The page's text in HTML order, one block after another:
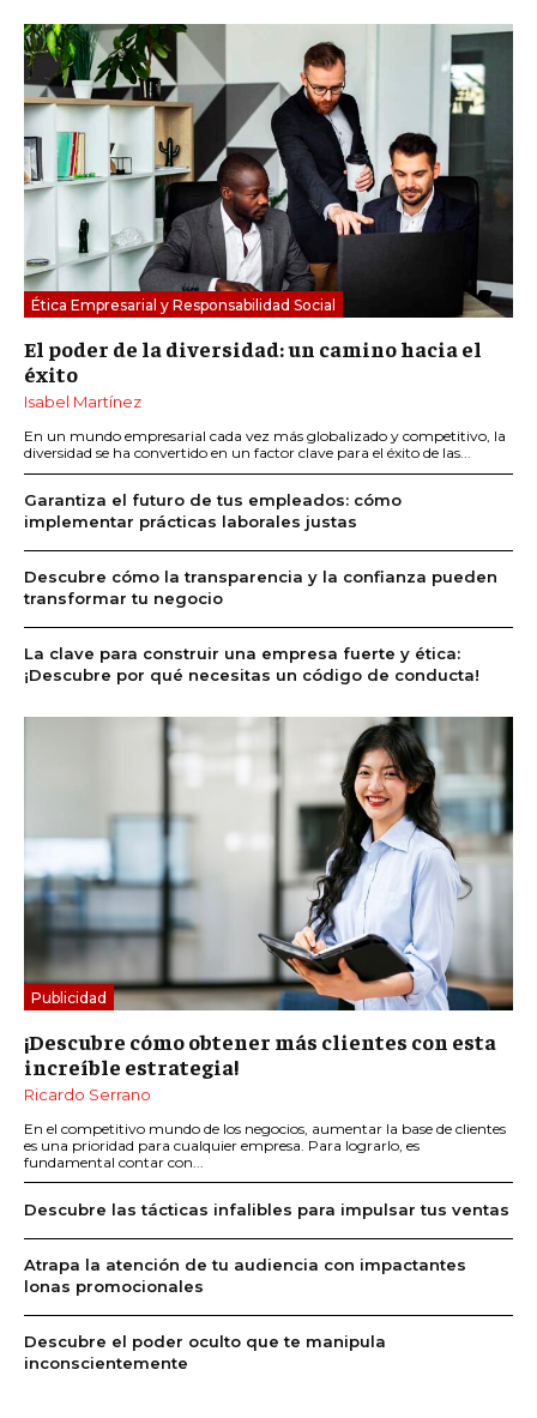
Ética Empresarial y Responsabilidad Social
El poder de la diversidad: un camino hacia el
éxito
Isabel Martínez
En un mundo empresarial cada vez más globalizado y competitivo, la
diversidad se ha convertido en un factor clave para el éxito de las...
Garantiza el futuro de tus empleados: cómo
implementar prácticas laborales justas
Descubre cómo la transparencia y la confianza pueden
transformar tu negocio
La clave para construir una empresa fuerte y ética:
¡Descubre por qué necesitas un código de conducta!
Publicidad
¡Descubre cómo obtener más clientes con esta
increíble estrategia!
Ricardo Serrano
En el competitivo mundo de los negocios, aumentar la base de clientes
es una prioridad para cualquier empresa. Para lograrlo, es
fundamental contar con...
Descubre las tácticas infalibles para impulsar tus ventas
Atrapa la atención de tu audiencia con impactantes
lonas promocionales
Descubre el poder oculto que te manipula
inconscientemente